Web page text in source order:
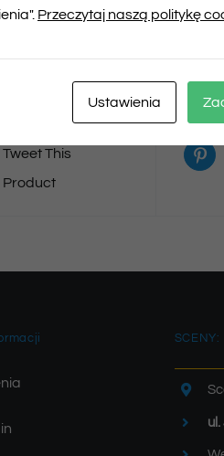
Tweet This
Product
SCENY:
Przeczytaj naszą politykę
Ustawienia